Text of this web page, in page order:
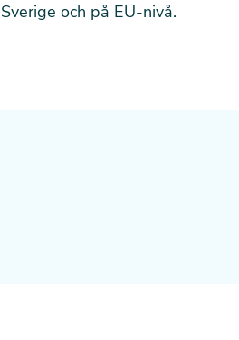
Sverige och på EU-nivå.